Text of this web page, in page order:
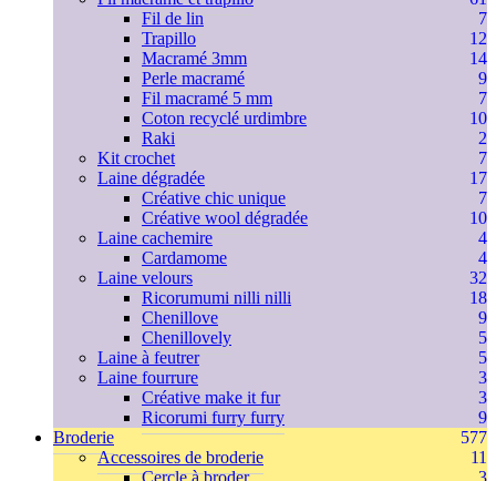
Fil de lin
7
Trapillo
12
Macramé 3mm
14
Perle macramé
9
Fil macramé 5 mm
7
Coton recyclé urdimbre
10
Raki
2
Kit crochet
7
Laine dégradée
17
Créative chic unique
7
Créative wool dégradée
10
Laine cachemire
4
Cardamome
4
Laine velours
32
Ricorumumi nilli nilli
18
Chenillove
9
Chenillovely
5
Laine à feutrer
5
Laine fourrure
3
Créative make it fur
3
Ricorumi furry furry
9
Broderie
577
Accessoires de broderie
11
Cercle à broder
3